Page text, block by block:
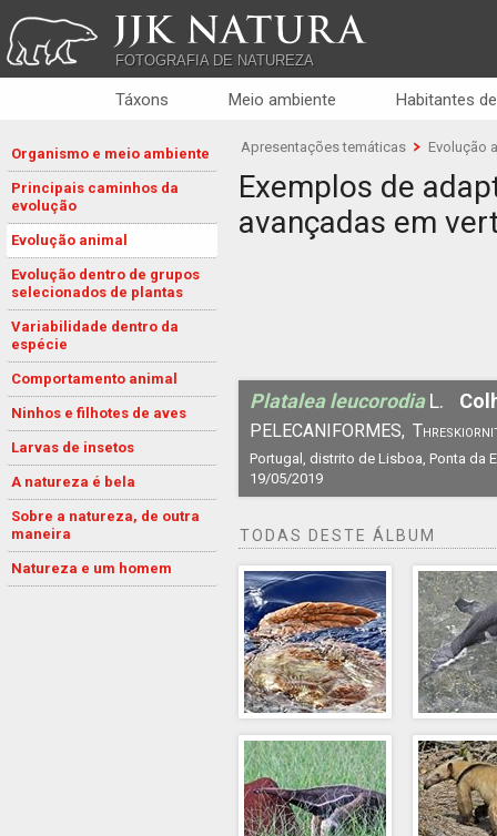
JJK NATURA
FOTOGRAFIA DE NATUREZA
Táxons Meio ambiente Habitantes
Organismo e meio ambiente
Principais caminhos da
evolução
Evolução animal
Evolução dentro de grupos
selecionados de plantas
Variabilidade dentro da
espécie
Comportamento animal
Ninhos e filhotes de aves
Larvas de insetos
A natureza é bela
Sobre a natureza, de outra
maneira
Natureza e um homem
Apresentações temáticas Evolução
Exemplos de
avançadas em
Platalea leucorodia L.
PELECANIFORMES,
Portugal, distrito de Lisboa, Ponta da
19/05/2019
TODAS DESTE ÁLBUM